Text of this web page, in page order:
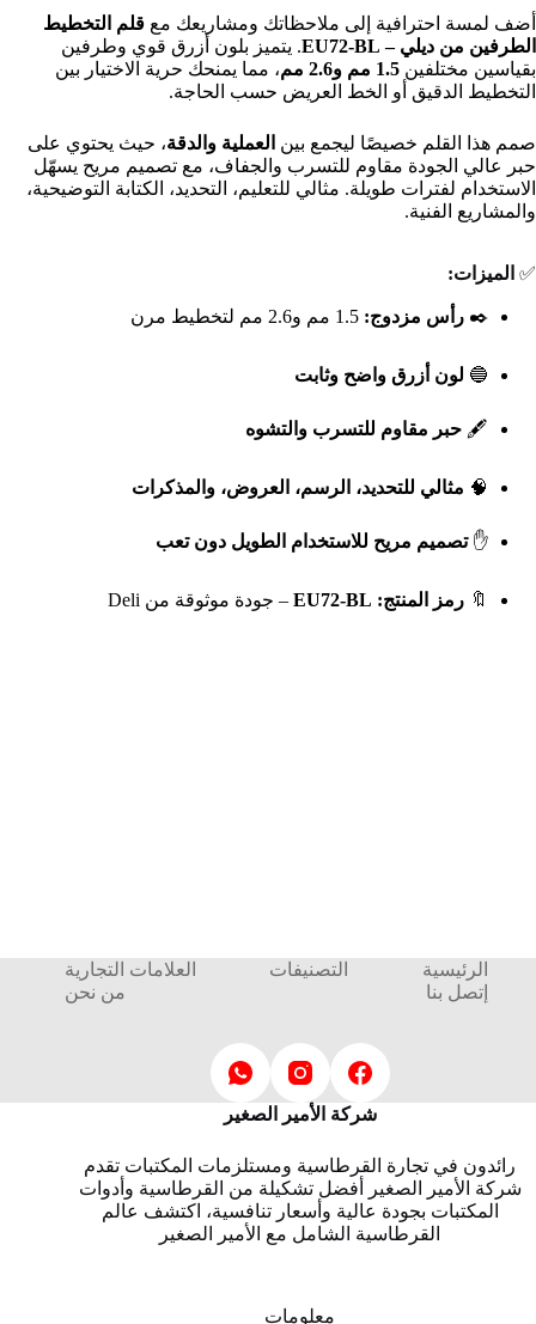
أضف لمسة احترافية إلى ملاحظاتك ومشاريعك مع قلم التخطيط
الطرفين من ديلي – EU72-BL
. يتميز بلون أزرق قوي وطرفين
بقياسين مختلفين 1.5 مم و2.6 مم
، مما يمنحك حرية الاختيار بين
التخطيط الدقيق أو الخط العريض حسب الحاجة.
صمم هذا القلم خصيصًا ليجمع بين العملية والدقة، حيث يحتوي على
حبر عالي الجودة مقاوم للتسرب والجفاف، مع تصميم مريح يسهّل
الاستخدام لفترات طويلة. مثالي للتعليم، التحديد، الكتابة التوضيحية،
والمشاريع الفنية.
✅ الميزات:
✒️ رأس مزدوج:
🔵 لون أزرق واضح وثابت
🖋️ حبر مقاوم للتسرب والتشوه
🧠 مثالي للتحديد، الرسم، العروض، والمذكرات
✋تصميم مريح للاستخدام الطويل دون تعب
🔖 رمز المنتج: EU72-BL – جودة موثوقة من Deli
الرئيسية التصنيفات
العلامات التجارية
إتصل بنا
من نحن
شركة الأمير الصغير
رائدون في تجارة القرطاسية ومستلزمات المكتبات تقدم
شركة الأمير الصغير أفضل تشكيلة من القرطاسية وأدوات
المكتبات بجودة عالية وأسعار تنافسية، اكتشف عالم
القرطاسية الشامل مع الأمير الصغير
معلومات